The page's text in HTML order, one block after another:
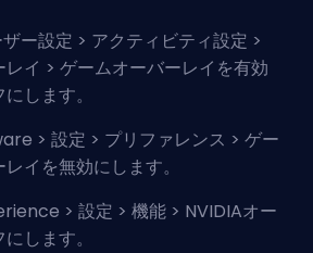
ー設定 > アクティビティ設定 >
イ > ゲームオーバーレイを有効
します。
> 設定 > プリファレンス > ゲー
イを無効にします。
> 設定 > 機能 > NVIDIAオー
します。